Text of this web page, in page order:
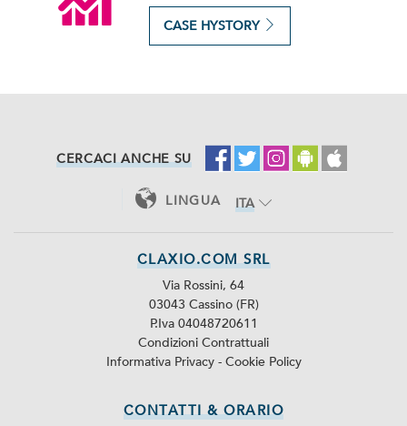
CASE HYSTORY
CERCACI ANCHE SU
LINGUA
ITA
CLAXIO.COM SRL
Via Rossini, 64
03043 Cassino (FR)
P.Iva 04048720611
Condizioni Contrattuali
Informativa Privacy - Cookie Policy
CONTATTI & ORARIO